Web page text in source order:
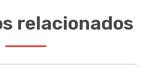
relacionados